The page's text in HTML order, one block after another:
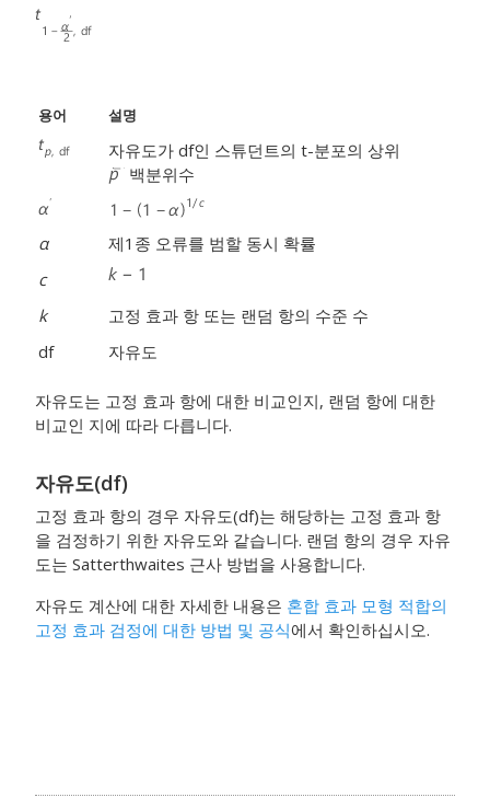
용어 설명
자유도가 df인 스튜던트의 t-분포의 상위
백분위수
α
제1종 오류를 범할 동시 확률
c
k
고정 효과 항 또는 랜덤 항의 수준 수
df
자유도
자유도는 고정 효과 항에 대한 비교인지, 랜덤 항에 대한
비교인 지에 따라 다릅니다.
자유도(df)
고정 효과 항의 경우 자유도(df)는 해당하는 고정 효과 항
을 검정하기 위한 자유도와 같습니다. 랜덤 항의 경우 자유
도는 Satterthwaites 근사 방법을 사용합니다.
자유도 계산에 대한 자세한 내용은 혼합 효과 모형 적합의
고정 효과 검정에 대한 방법 및 공식에서 확인하십시오.